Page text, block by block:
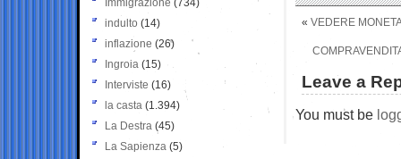
« VEDERE
Leave a
You must be
Immigrazione (734)
indulto (14)
inflazione (26)
Ingroia (15)
Interviste (16)
la casta (1.394)
La Destra (45)
La Sapienza (5)